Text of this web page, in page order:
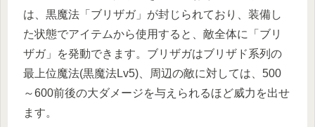
は、黒魔法「ブリザガ」が封じられており、装備し
た状態でアイテムから使用すると、敵全体に「ブリ
ザガ」を発動できます。ブリザガはブリザド系列の
最上位魔法(黒魔法Lv5)、周辺の敵に対しては、500
～600前後の大ダメージを与えられるほど威力を出せ
ます。